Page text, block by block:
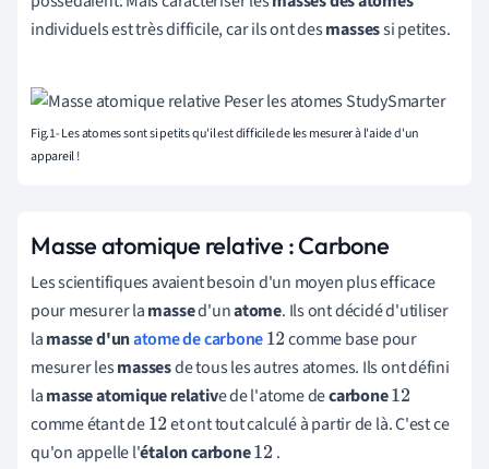
individuels est très difficile, car ils ont desmassessi petites.
Fig.1- Les atomes sont si petits qu'il est difficile de les mesurer à l'aide d'un
appareil !
Masse atomique relative : Carbone
Les scientifiques avaient besoin d'un moyen plus efficace
pour mesurer lamassed'unatome. Ils ont décidé d'utiliser
lamasse d'unatome de carbone12 comme base pour
mesurer lesmassesde tous les autres atomes. Ils ont défini
lamasse atomique relative de l'atome decarbone12
comme étant de12 et ont tout calculé à partir de là. C'est ce
qu'on appelle l'étalon carbone12 .